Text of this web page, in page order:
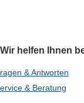
Wir helfen Ihnen
& Antworten
& Beratung